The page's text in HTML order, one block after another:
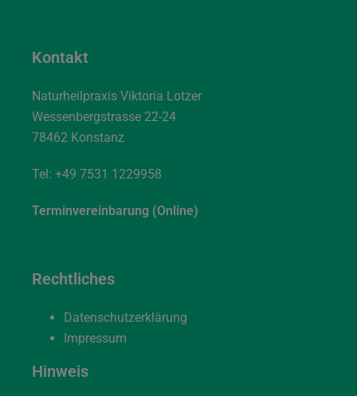
Kontakt
Naturheilpraxis Viktoria Lotzer
Wessenbergstrasse 22-24
78462 Konstanz
Tel: +49 7531 1229958
Terminvereinbarung (Online)
Rechtliches
Datenschutzerklärung
Impressum
Hinweis